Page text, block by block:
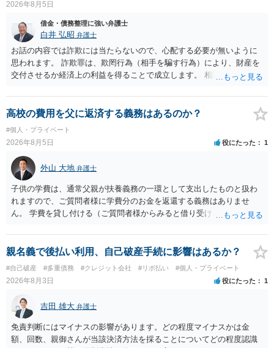
でしょうか。 ＞弁護士さんに入ってもらうことで支払額が下がること
はありますか？ そこはあり得ます、ただ、弁護士費用かけるならその
分賠償に回すことも考えられるので、 兼ね合いは考えてみましょう。
2026年8月5日
借金・債務整理に強い弁護士
白井 弘昭 弁護士
お話の内容では詐欺には当たらないので、心配する必要が無いように
思われます。 詐欺罪は、欺罔行為（相手を騙す行為）により、財産を
交付させるか経済上の利益を得ることで成立します。 相談者さんは、
ので、詐欺罪の実行行為性が無く罪に問うことはできません。 おそら
く、相手が真実を話せば警察も取り合わないと思いますが、虚偽の内
容を述べた場合は、捜査はあるかもしれません。 ただし、捜査におい
て、真実を説明すれば、「ちゃんと返しなさいよ」程度の注意で済む
ことだと思われます。 また、返せるお金が無いのであれば、返せない
のは致し方ありません。真摯に分割して支払うことを相手に告げてい
くのみでしょう。 以上、ご参考まで。
高校の費用を父に返済する義務はあるのか？
#個人・プライベート
2026年8月5日 役にたった 1
外山 大地 弁護士
子供の学費は、通常父親が扶養義務の一環として支出したものと扱わ
れますので、ご質問者様に学費分のお金を返還する義務はありませ
ん。 学費を貸し付ける（ご質問者様からみると借り受ける）といった
ょう。
親名義で後払い利用、自己破産手続に影響はあるか？
#自己破産 #多重債務 #クレジット会社 #リボ払い #個人・プライベート
2026年8月3日 役にたった 1
吉田 雄大 弁護士
免責判断にはマイナスの影響があります。どの程度マイナスかは金
額、回数、親御さんが当該決済方法を採ることについてどの程度認識